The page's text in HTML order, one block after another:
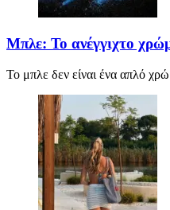
Μπλε: Το ανέγγιχτο
Το μπλε δεν είναι ένα απλό